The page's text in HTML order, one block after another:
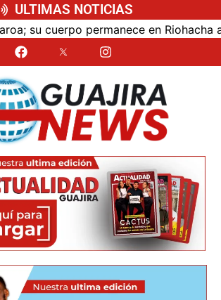
ULTIMAS NOTICIAS
permanece en Riohacha a la